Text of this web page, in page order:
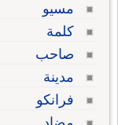
مسيو
كلمة
صاحب
مدينة
فرانكو